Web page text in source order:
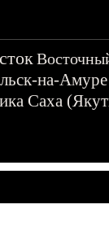
на-Амуре
Саха